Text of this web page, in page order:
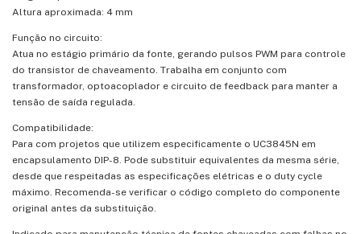
Altura aproximada: 4 mm
Função no circuito:
Atua no estágio primário da fonte, gerando pulsos PWM para controle
do transistor de chaveamento. Trabalha em conjunto com
transformador, optoacoplador e circuito de feedback para manter a
tensão de saída regulada.
Compatibilidade:
Para com projetos que utilizem especificamente o UC3845N em
encapsulamento DIP-8. Pode substituir equivalentes da mesma série,
desde que respeitadas as especificações elétricas e o duty cycle
máximo. Recomenda-se verificar o código completo do componente
original antes da substituição.